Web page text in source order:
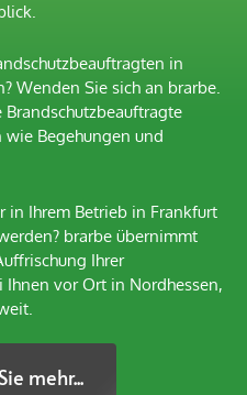
in
Wenden Sie sich an brarbe.
Begehungen und
in Ihrem Betrieb in Frankfurt
brarbe übernimmt
Ihrer
Ihnen vor Ort in Nordhessen,
mehr...